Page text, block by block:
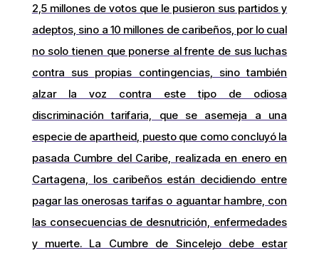
2,5 millones de votos que le pusieron sus partidos y
adeptos, sino a 10 millones de caribeños, por lo cual
no solo tienen que ponerse al frente de sus luchas
contra sus propias contingencias, sino también
alzar la voz contra este tipo de odiosa
discriminación tarifaria, que se asemeja a una
especie de apartheid, puesto que como concluyó la
pasada Cumbre del Caribe, realizada en enero en
Cartagena, los caribeños están decidiendo entre
pagar las onerosas tarifas o aguantar hambre, con
las consecuencias de desnutrición, enfermedades
y muerte. La Cumbre de Sincelejo debe estar